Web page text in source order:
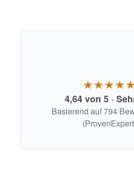
★★★★★
4,64 von 5 ·
Basierend auf 794